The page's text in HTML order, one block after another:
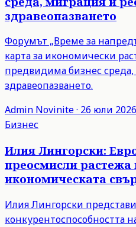
здравеопазването
Форумът „Време за
карта за икономически
предвидима бизнес
здравеопазването.
Admin Novinite· 26 юли
Бизнес
Илия Лингорски:
преосмисли растежа
икономическата
Илия Лингорски
конкурентоспособността